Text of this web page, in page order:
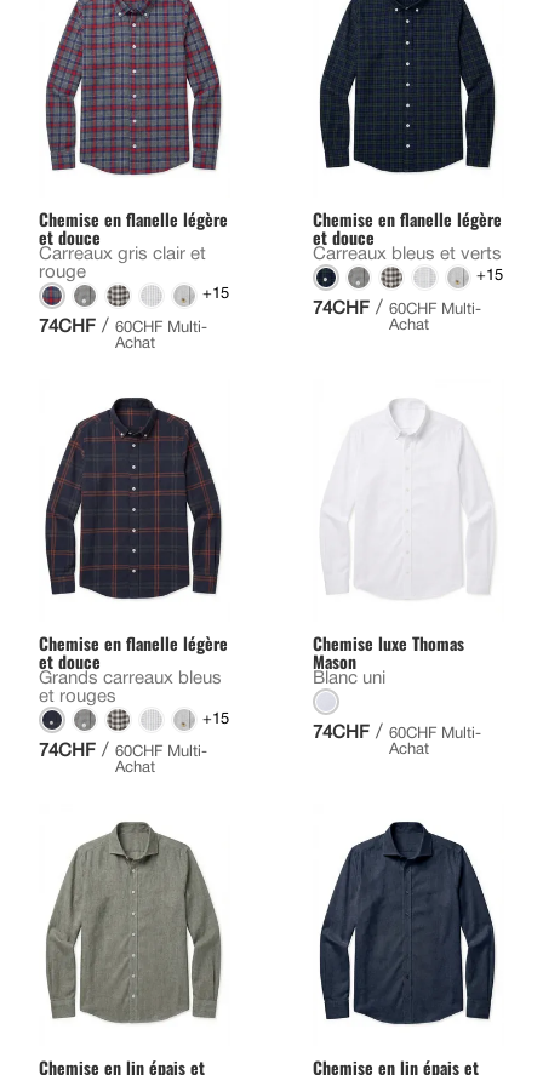
Chemise en flanelle légère
et douce
Carreaux gris clair et
rouge
+15
74CHF / 60CHF Multi-
Achat
Chemise en flanelle légère
et douce
Carreaux bleus et verts
+15
74CHF / 60CHF Multi-
Achat
Chemise en flanelle légère
et douce
Grands carreaux bleus
et rouges
+15
74CHF / 60CHF Multi-
Achat
Chemise luxe Thomas
Mason
Blanc uni
74CHF / 60CHF Multi-
Achat
Chemise en lin épais et Chemise en lin épais et